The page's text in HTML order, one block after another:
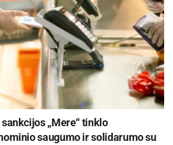
„Mere“ tinklo
saugumo ir solidarumo su